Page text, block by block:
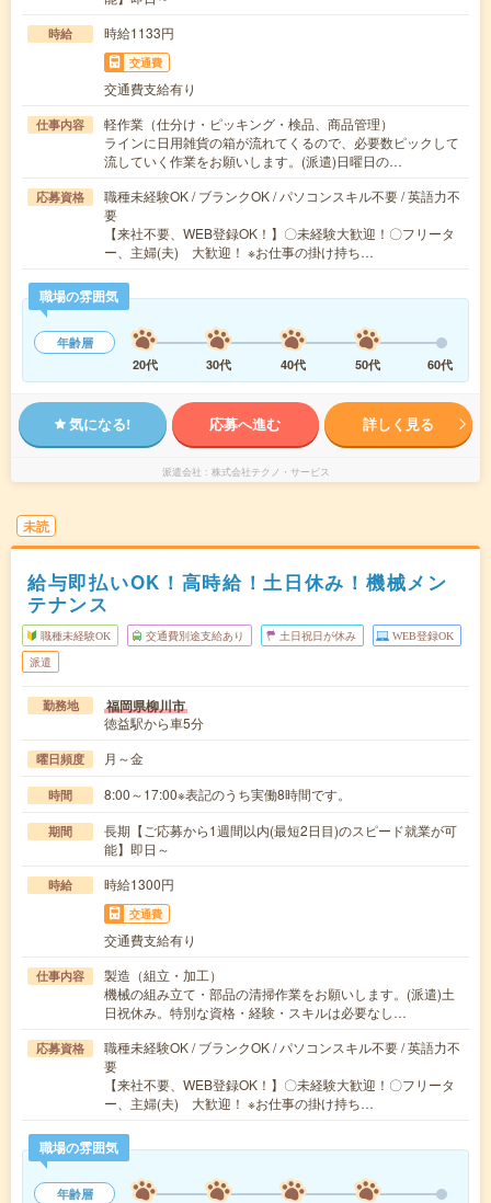
時給 時給1133円
交通費
交通費支給有り
仕事内容
軽作業（仕分け・ピッキング・検品、商品管理）
ラインに日用雑貨の箱が流れてくるので、必要数ピックして
流していく作業をお願いします。(派遣)日曜日の…
応募資格
職種未経験OK / ブランクOK / パソコンスキル不要 / 英語力不
要
【来社不要、WEB登録OK！】〇未経験大歓迎！〇フリータ
ー、主婦(夫) 大歓迎！ ※お仕事の掛け持ち…
職場の雰囲気
年齢層
20代
30代 40代 50代 60代
気になる! 応募へ進む 詳しく見る
派遣会社 株式会社テクノ・サービス
未読
給与即払いOK！高時給！土日休み！機械メン
テナンス
職種未経験OK 交通費別途支給あり 土日祝日が休み WEB登録OK
派遣
勤務地 福岡県柳川市
徳益駅から車5分
曜日頻度 月～金
時間 8:00～17:00※表記のうち実働8時間です。
期間
長期【ご応募から1週間以内(最短2日目)のスピード就業が可
能】即日～
時給 時給1300円
交通費
交通費支給有り
仕事内容
製造（組立・加工）
機械の組み立て・部品の清掃作業をお願いします。(派遣)土
日祝休み。特別な資格・経験・スキルは必要なし…
応募資格
職種未経験OK / ブランクOK / パソコンスキル不要 / 英語力不
要
【来社不要、WEB登録OK！】〇未経験大歓迎！〇フリータ
ー、主婦(夫) 大歓迎！ ※お仕事の掛け持ち…
職場の雰囲気
年齢層